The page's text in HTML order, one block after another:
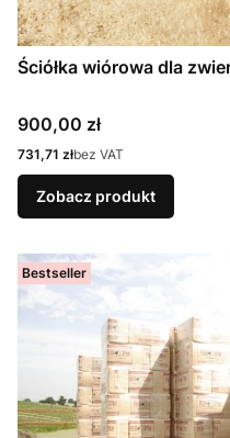
Ściółka
Cena
900,00 zł
Cena
731,71 złbez VAT
Zobacz produkt
Bestseller